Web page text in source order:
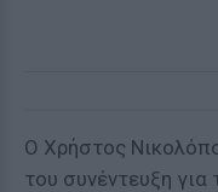
Ο Χρήστος
του συνέντευξη